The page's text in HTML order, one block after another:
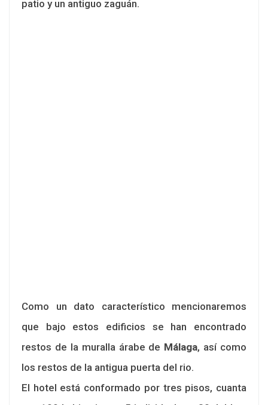
patio y un antiguo zaguán.
Como un dato característico mencionaremos
que bajo estos edificios se han encontrado
restos de la muralla árabe de Málaga, así como
los restos de la antigua puerta del rio.
El hotel está conformado por tres pisos, cuanta